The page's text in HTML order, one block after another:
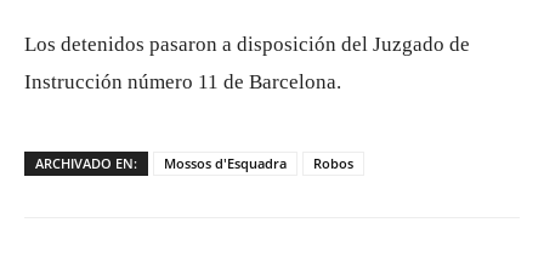
Los detenidos pasaron a disposición del Juzgado de
Instrucción número 11 de Barcelona.
ARCHIVADO EN: Mossos d'Esquadra Robos